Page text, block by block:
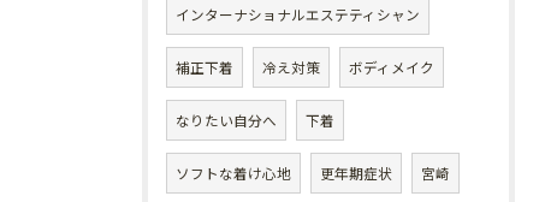
インターナショナルエステティシャン
補正下着 冷え対策 ボディメイク
なりたい自分へ 下着
ソフトな着け心地 更年期症状 宮崎